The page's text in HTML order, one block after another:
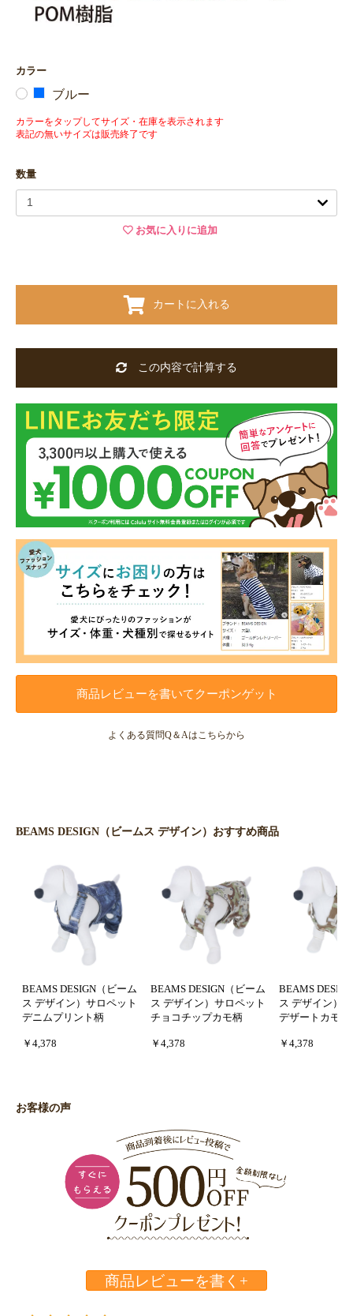
カラー
ブルー
カラーをタップしてサイズ・在庫を表示されます
表記の無いサイズは販売終了です
数量
お気に入りに追加
カートに入れる
この内容で計算する
商品レビューを書いてクーポンゲット
よくある質問Q＆Aはこちらから
BEAMS DESIGN（ビームス デザイン）おすすめ商品
BEAMS DESIGN（ビーム
ス デザイン）サロペット
デニムプリント柄
￥4,378
BEAMS DESIGN（ビーム
ス デザイン）サロペット
チョコチップカモ柄
￥4,378
BEAMS
ス デザイン）
デザートカモ柄
￥4,378
お客様の声
商品レビューを書く+